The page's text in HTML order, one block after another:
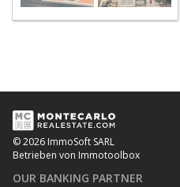
© 2026 ImmoSoft SARL
Betrieben von Immotoolbox
OUR BANKING PARTNER